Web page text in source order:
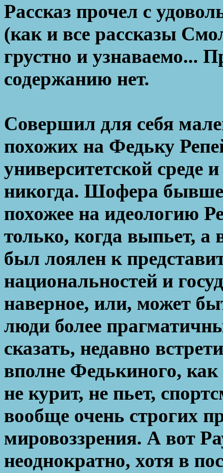
Рассказ прочел с
(как и все рассказы
грустно и узнаваемо...
содержанию нет.
Совершил для себя
похожих на Федьку
университетской среде
никогда. Шофера
похожее на идеологию
только, когда выпьет, а
был лоялен к
национальностей и
наверное, или, может
люди более
сказать, недавно
вполне Федькиного, как
не курит, не пьет,
вообще очень строгих
мировоззрения. А вот
неоднократно, хотя в